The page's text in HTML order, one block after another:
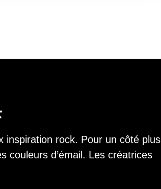
inspiration rock. Pour un côté plus
couleurs d’émail. Les créatrices